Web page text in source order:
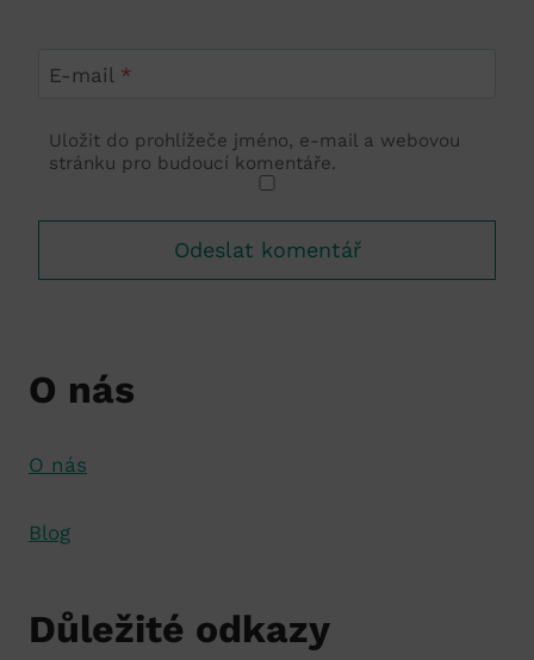
E-mail *
Uložit do prohlížeče jméno, e-mail a webovou
stránku pro budoucí komentáře.
O nás
O nás
Blog
Důležité odkazy